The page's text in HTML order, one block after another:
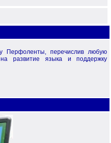
Перфоленты, перечислив любую
развитие языка и поддержку